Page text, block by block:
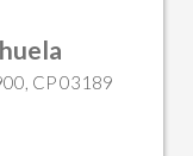
CP 03189